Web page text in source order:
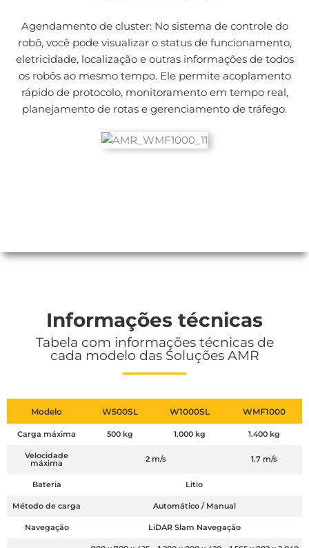
Agendamento de cluster: No sistema de controle do
robô, você pode visualizar o status de funcionamento,
eletricidade, localização e outras informações de todos
os robôs ao mesmo tempo. Ele permite acoplamento
rápido de protocolo, monitoramento em tempo real,
planejamento de rotas e gerenciamento de tráfego.
Informações técnicas
Tabela com informações técnicas de
cada modelo das Soluções AMR
Modelo W500SL W1000SL WMF1000
Carga máxima 500 kg 1.000 kg 1.400 kg
Velocidade
máxima 2 m/s 1.7 m/s
Bateria Litio
Método de carga Automático / Manual
Navegação LiDAR Slam Navegação